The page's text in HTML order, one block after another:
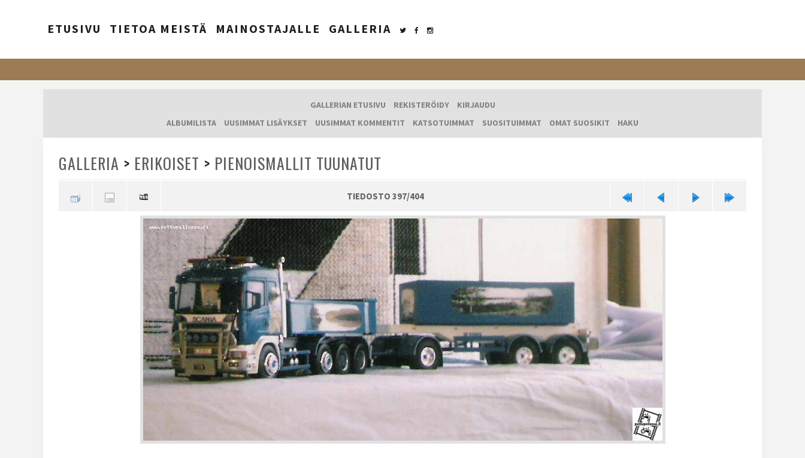
ETUSIVU TIETOA MEISTÄ MAINOSTAJALLE GALLERIA
GALLERIAN ETUSIVU REKISTERÖIDY
KIRJAUDU
ALBUMILISTA
UUSIMMAT LISÄYKSET UUSIMMAT KOMMENTIT KATSOTUIMMAT SUOSITUIMMAT OMAT SUOSIKIT HAKU
GALLERIA > ERIKOISET > PIENOISMALLIT TUUNATUT
TIEDOSTO 397/404